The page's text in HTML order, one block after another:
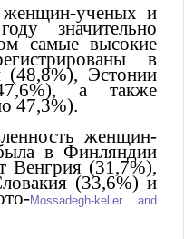
ученых и
значительно
самые высокие
в
Эстонии
а также
47,3%).
женщин-
в Финляндии
Венгрия (31,7%),
(33,6%) и
Mossadegh-keller and